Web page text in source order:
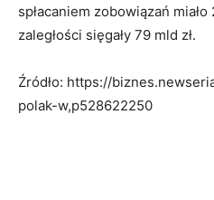
spłacaniem zobowiązań
zaległości sięgały 79 mld zł.
Źródło: https://
polak-w,p528622250